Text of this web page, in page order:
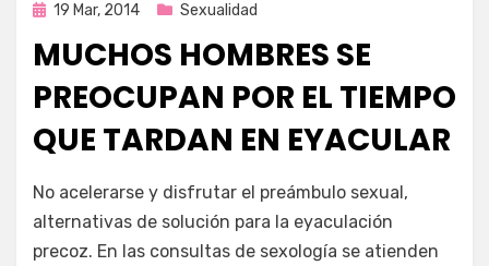
Publicada
19 Mar, 2014 Sexualidad
MUCHOS HOMBRES SE
PREOCUPAN POR EL TIEMPO
QUE TARDAN EN EYACULAR
Enrique
No acelerarse y disfrutar el preámbulo sexual,
alternativas de solución para la eyaculación
precoz. En las consultas de sexología se atienden